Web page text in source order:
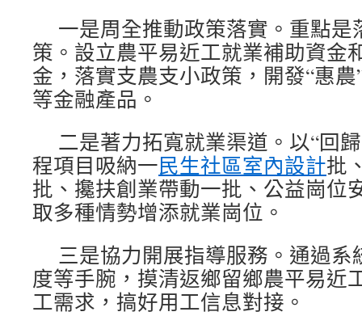
一是周全推動政策落實。重點
策。設立農平易近工就業補助資金
金，落實支農支小政策，開發“惠農
等金融產品。
二是著力拓寬就業渠道。以“回
程項目吸納一民生社區室內設計批
批、攙扶創業帶動一批、公益崗位
取多種情勢增添就業崗位。
三是協力開展指導服務。通過
度等手腕，摸清返鄉留鄉農平易近
工需求，搞好用工信息對接。